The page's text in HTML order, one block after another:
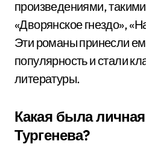
произведениями,
«Дворянское гнездо»,
Эти романы принесли
популярность и стали
литературы.
Какая была
Тургенева?